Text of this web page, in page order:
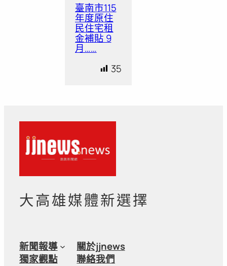
臺南市115
年度原住
民住宅租
金補貼 9
月……
35
大高雄媒體新選擇
新聞報導
獨家觀點
關於jjnews
聯絡我們